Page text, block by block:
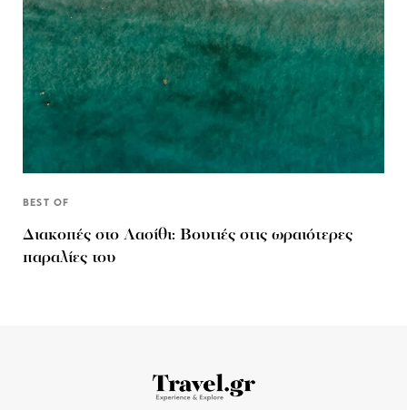
BEST OF
Διακοπές στο Λασίθι: Βουτιές στις ωραιότερες
παραλίες του